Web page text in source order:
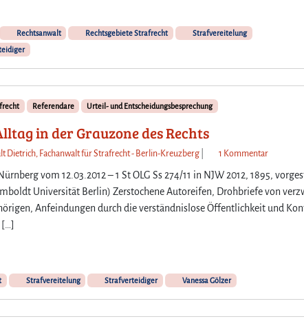
Rechtsanwalt Rechtsgebiete Strafrecht
Strafvereitelung
Referendare Urteil- und Entscheidungsbesprechung
in der Grauzone des Rechts
Dietrich, Fachanwalt für Strafrecht - Berlin-Kreuzberg 1 Kommentarz
D
e
r
v
vom 12.03.2012 – 1 St OLG Ss 274/11 in NJW 2012, 1895,
Universität Berlin) Zerstochene Autoreifen, Drohbriefe von
Anfeindungen durch die verständnislose Öffentlichkeit und
[…]
Strafvereitelung Strafverteidiger Vanessa Gölzer